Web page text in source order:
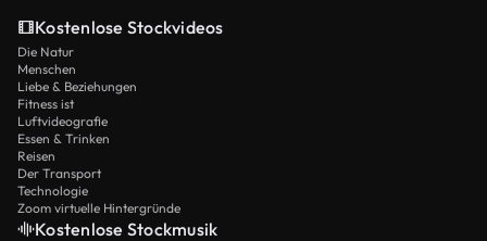
Kostenlose Stockvideos
Die Natur
Menschen
Liebe & Beziehungen
Fitness ist
Luftvideografie
Essen & Trinken
Reisen
Der Transport
Technologie
Zoom virtuelle Hintergründe
Kostenlose Stockmusik